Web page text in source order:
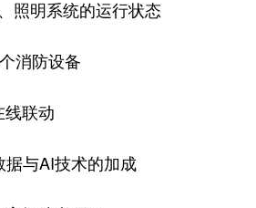
照明系统的运行状态
消防设备
线联动
据与AI技术的加成